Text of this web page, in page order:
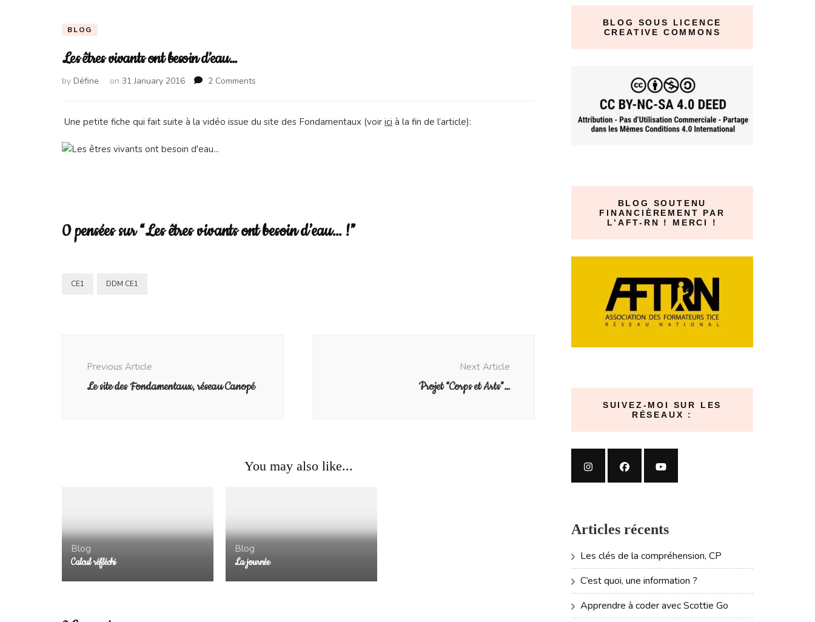
BLOG
Les êtres vivants ont besoin d’eau…
by Défine on 31 January 2016 2 Comments
vivants
Une petite fiche qui fait suite à la vidéo issue du site des Fondamentaux (voir ici à la fin de l’article):
0 pensées sur “Les êtres vivants ont besoin d’eau… !”
CE1 DDM CE1
Previous Article
Le site des Fondamentaux, réseau Canopé
Next Article
Projet “Corps et Arts”…
You may also like...
Blog
Calcul réfléchi
Blog
La journée
BLOG SOUS LICENCE
CREATIVE COMMONS
BLOG SOUTENU
FINANCIÈREMENT PAR
L’AFT-RN ! MERCI !
SUIVEZ-MOI SUR LES
RÉSEAUX :
Articles récents
Les clés de la compréhension, CP
C’est quoi, une information ?
Apprendre à coder avec Scottie Go